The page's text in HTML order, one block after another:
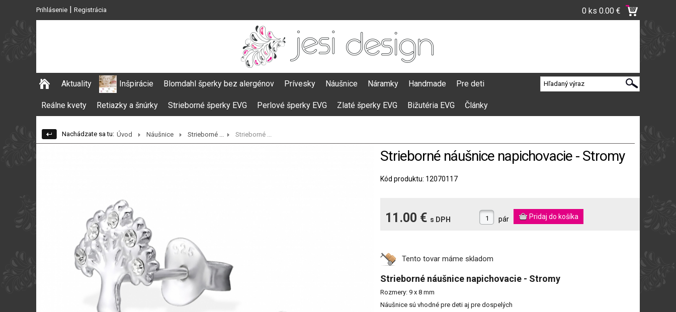
Prihlásenie | Registrácia 0 ks 0.00 €
Aktuality Inšpirácie Blomdahl šperky bez alergénov Prívesky Náušnice Náramky Handmade Pre deti
Reálne kvety Retiazky a šnúrky Strieborné šperky EVG Perlové šperky EVG Zlaté šperky EVG Bižutéria EVG Články
Nachádzate sa tu: Úvod Náušnice Strieborné ... Strieborné ...
Strieborné náušnice napichovacie - Stromy
Kód produktu: 12070117
11.00 € s DPH pár
Tento tovar máme skladom
Strieborné náušnice napichovacie - Stromy
Rozmery: 9 x 8 mm
Náušnice sú vhodné pre deti aj pre dospelých